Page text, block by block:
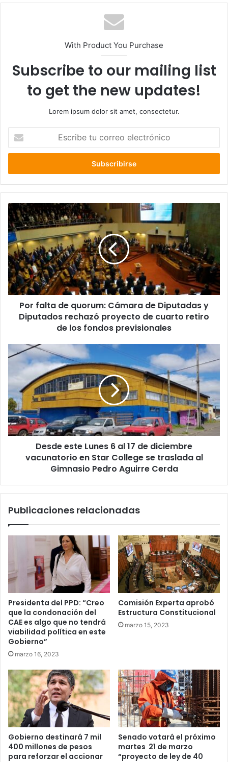
With Product You Purchase
Subscribe to our mailing list
to get the new updates!
Lorem ipsum dolor sit amet, consectetur.
correo
Por
falta
de
quorum:
Cámara
de
Diputadas
y
Diputados
rechazó
proyecto
retiro
de
previsionales
Por falta de quorum: Cámara de Diputadas y
Diputados rechazó proyecto de cuarto retiro
de los fondos previsionales
Desde
este
Lunes
17
de
diciembre
vacunatorio
traslada
Gimnasio
Desde este Lunes 6 al 17 de diciembre
vacunatorio en Star College se traslada al
Gimnasio Pedro Aguirre Cerda
Publicaciones relacionadas
Presidenta del PPD: “Creo
que la condonación del
CAE es algo que no tendrá
viabilidad política en este
Gobierno”
marzo 16, 2023
Comisión Experta aprobó
Estructura Constitucional
marzo 15, 2023
Gobierno destinará 7 mil
400 millones de pesos
para reforzar el accionar
Senado votará el próximo
martes 21 de marzo
“proyecto de ley de 40